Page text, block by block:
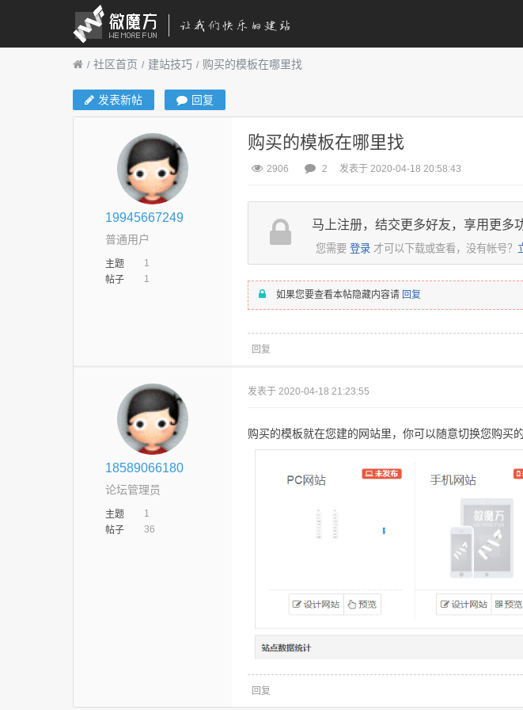
社区首页 建站技巧 购买的模板在哪里找
发表新帖 回复
19945667249
普通用户
主题
1
帖子
1
购买的模板在哪里找
2906 2 发表于 2020-04-18 20:58:43
马上注册，结交更多好友，享用更多
您需要 登录 才可以下载或查看，没有帐号？
如果您要查看本帖隐藏内容请 回复
回复
18589066180
论坛管理员
主题
1
帖子
36
发表于 2020-04-18 21:23:55
购买的模板就在您建的网站里，你可以随意切换您购买
回复